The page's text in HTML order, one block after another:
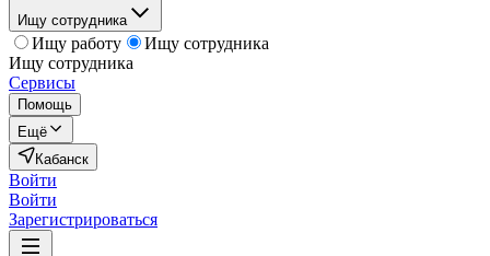
Ищу сотрудника
Ищу работу
Ищу сотрудника
Ищу сотрудника
Сервисы
Помощь
Ещё
Кабанск
Войти
Войти
Зарегистрироваться